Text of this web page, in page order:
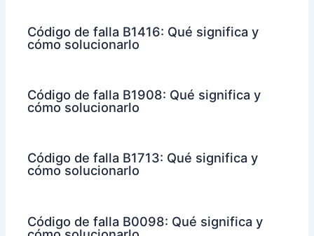
Código de falla B1416: Qué significa y
cómo solucionarlo
Código de falla B1908: Qué significa y
cómo solucionarlo
Código de falla B1713: Qué significa y
cómo solucionarlo
Código de falla B0098: Qué significa y